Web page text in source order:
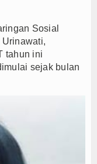
Sosial
tahun ini
sejak bulan